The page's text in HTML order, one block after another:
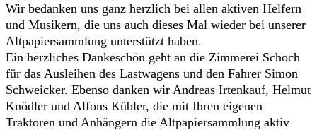
Wir bedanken uns ganz herzlich bei allen aktiven Helfern
und Musikern, die uns auch dieses Mal wieder bei unserer
Altpapiersammlung unterstützt haben.
Ein herzliches Dankeschön geht an die Zimmerei Schoch
für das Ausleihen des Lastwagens und den Fahrer Simon
Schweicker. Ebenso danken wir Andreas Irtenkauf, Helmut
Knödler und Alfons Kübler, die mit Ihren eigenen
Traktoren und Anhängern die Altpapiersammlung aktiv